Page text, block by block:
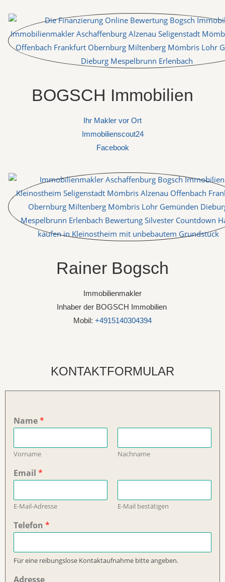
Rainer Bogsch
Immobilienmakler
Inhaber der BOGSCH Immobilien
Mobil: +4915140304394
BOGSCH Immobilien
Ihr Makler vor Ort
Immobilienscout24
Facebook
KONTAKTFORMULAR
Name*
Vorname Nachname
Email *
E-Mail-Adresse E-Mail bestätigen
Telefon *
Für eine reibungslose Kontaktaufnahme bitte angeben.
Adresse